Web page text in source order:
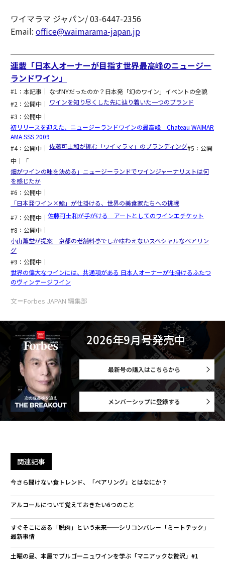
ワイマラマ ジャパン/ 03-6447-2356
Email: office@waimarama-japan.jp
連載「日本人オーナーが目指す世界最高峰のニュージー
ランドワイン」
#1：本記事｜ なぜNYだったのか？日本発「幻のワイン」イベントの全貌
#2：公開中｜ ワインを知り尽くした先に辿り着いた一つのブランド
#3：公開中｜
初リリースを迎えた、ニュージーランドワインの最高峰 Chateau WAIMAR
AMA SSS 2009
#4：公開中｜ 佐藤可士和が挑む「ワイマラマ」のブランディング#5：公開
中｜「
畑がワインの味を決める」ニュージーランドでワインジャーナリストは何
を感じたか
#6：公開中｜
「日本発ワイン×鮨」が仕掛ける、世界の美食家たちへの挑戦
#7：公開中｜ 佐藤可士和が手がける アートとしてのワインエチケット
#8：公開中｜
小山薫堂が提案 京都の老舗料亭でしか味わえないスペシャルなペアリン
グ
#9：公開中｜
世界の偉大なワインには、共通項がある 日本人オーナーが仕掛けるふたつ
のヴィンテージワイン
文＝Forbes JAPAN 編集部
2026年9月号発売中
最新号の購入はこちらから
メンバーシップに登録する
関連記事
今さら聞けない食トレンド、「ペアリング」とはなにか？
アルコールについて覚えておきたい6つのこと
すぐそこにある「脱肉」という未来──シリコンバレー「ミートテック」
最新事情
土曜の昼、本屋でブルゴーニュワインを学ぶ「マニアックな贅沢」#1